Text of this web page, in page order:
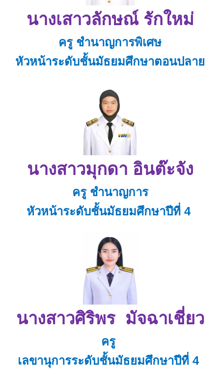
นางเสาวลักษณ์ รักใหม่
ครู ชำนาญการพิเศษ
หัวหน้าระดับชั้นมัธยมศึกษาตอนปลาย
นางสาวมุกดา อินต๊ะจัง
ครู ชำนาญการ
หัวหน้าระดับชั้นมัธยมศึกษาปีที่ 4
นางสาวศิริพร มัจฉาเชี่ยว
ครู
เลขานุการระดับชั้นมัธยมศึกษาปีที่ 4